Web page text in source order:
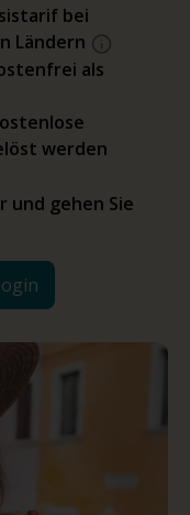
bei
Ländern
als
werden
und gehen Sie